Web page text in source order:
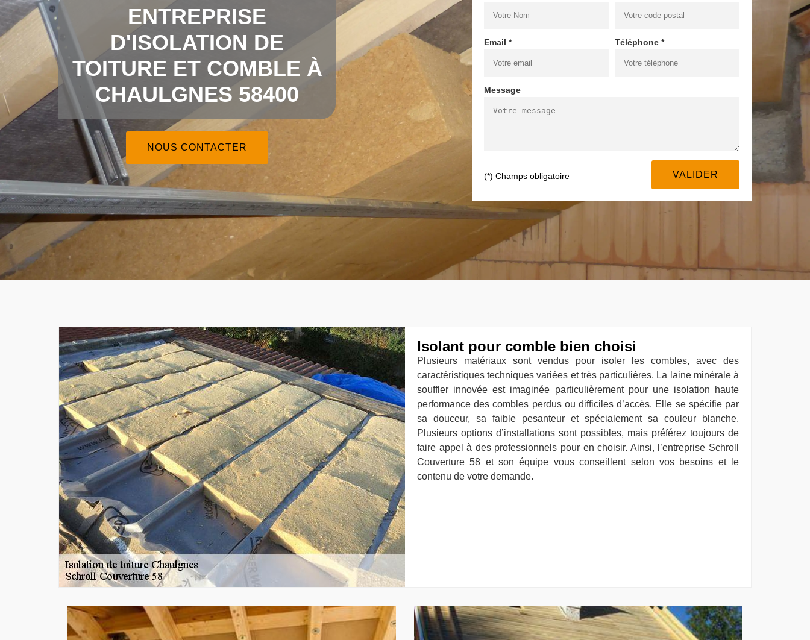
ENTREPRISE
D'ISOLATION DE
TOITURE ET COMBLE À
CHAULGNES 58400
NOUS CONTACTER
Email * Téléphone *
Message
(*) Champs obligatoire
Isolant pour comble bien choisi
Plusieurs matériaux sont vendus pour isoler les combles, avec des
caractéristiques techniques variées et très particulières. La laine minérale à
souffler innovée est imaginée particulièrement pour une isolation haute
performance des combles perdus ou difficiles d’accès. Elle se spécifie par
sa douceur, sa faible pesanteur et spécialement sa couleur blanche.
Plusieurs options d’installations sont possibles, mais préférez toujours de
faire appel à des professionnels pour en choisir. Ainsi, l’entreprise Schroll
Couverture 58 et son équipe vous conseillent selon vos besoins et le
contenu de votre demande.